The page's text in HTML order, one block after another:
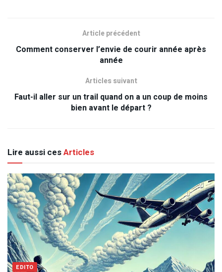
Article précédent
Comment conserver l’envie de courir année après
année
Articles suivant
Faut-il aller sur un trail quand on a un coup de moins
bien avant le départ ?
Lire aussi cesArticles
EDITO